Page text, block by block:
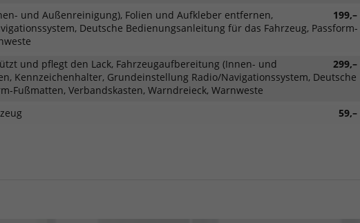
199,–
und Außenreinigung), Folien und Aufkleber entfernen,
Deutsche Bedienungsanleitung für das Fahrzeug, Passform-
299,–
und pflegt den Lack, Fahrzeugaufbereitung (Innen- und
Kennzeichenhalter, Grundeinstellung Radio/Navigationssystem, Deutsche
Fußmatten, Verbandskasten, Warndreieck, Warnweste
59,–